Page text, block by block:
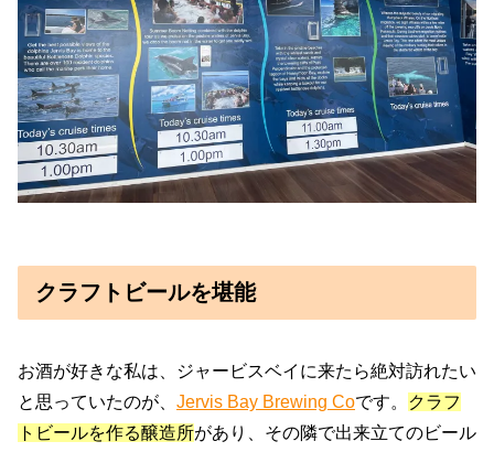
クラフトビールを堪能
お酒が好きな私は、ジャービスベイに来たら絶対訪れたい
と思っていたのが、 Jervis Bay Brewing Coです。
クラフ
トビールを作る醸造所があり、その隣で出来立てのビール